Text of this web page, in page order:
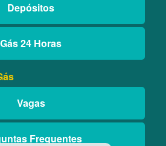
Depósitos
Gás 24 Horas
Vagas
Frequentes